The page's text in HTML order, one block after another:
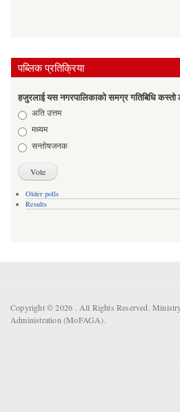
पब्लिक प्रतिक्रिया
हजुरलाई यस नगरपालिकाको समग्र गतिबिधि कस्तो
Choicesअति उत्तम
मध्यम
सन्तोषजनक
Older polls
Results
Copyright © 2026 . All Rights Reserved.
Administration (MoFAGA).